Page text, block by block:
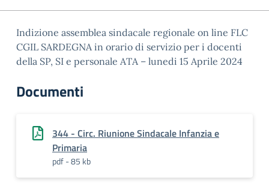
Indizione assemblea sindacale regionale on line FLC
CGIL SARDEGNA in orario di servizio per i docenti
della SP, SI e personale ATA – lunedi 15 Aprile 2024
Documenti
344 - Circ. Riunione Sindacale Infanzia e
Primaria
pdf - 85 kb